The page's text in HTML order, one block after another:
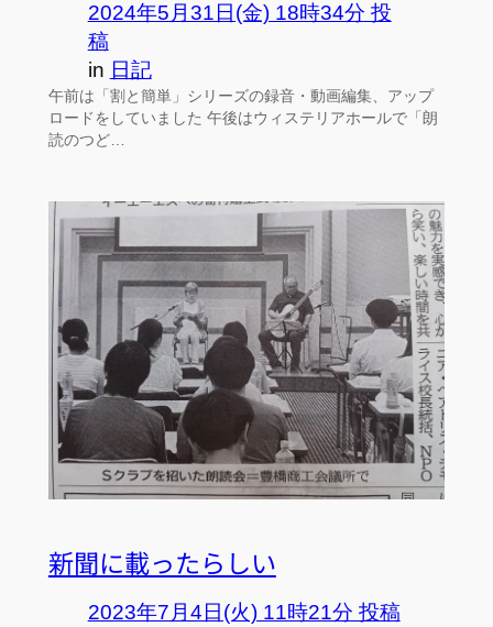
2024年5月31日(金) 18時34分 投
稿
in 日記
午前は「割と簡単」シリーズの録音・動画編集、アップ
ロードをしていました 午後はウィステリアホールで「朗
読のつど…
新聞に載ったらしい
2023年7月4日(火) 11時21分 投稿